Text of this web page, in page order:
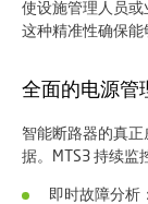
使设施管理人员或
这种精准性确保能
全面的电源管
智能断路器的真
据。MTS3 持续监
即时故障分析：